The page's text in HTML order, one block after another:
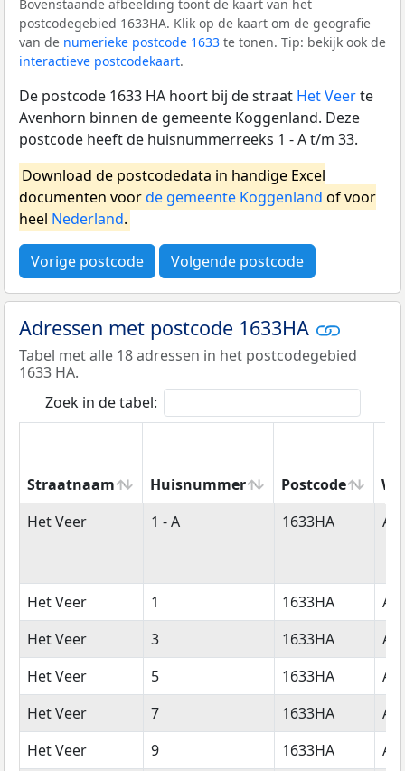
Bovenstaande afbeelding toont de kaart van het
postcodegebied 1633HA. Klik op de kaart om de geografie
van de numerieke postcode 1633 te tonen. Tip: bekijk ook de
interactieve postcodekaart.
De postcode 1633 HA hoort bij de straat Het Veerte
Avenhorn binnen de gemeente Koggenland. Deze
postcode heeft de huisnummerreeks 1 - A t/m 33.
Download de postcodedata in handige Excel
documenten voorde gemeente Koggenland of voor
heel Nederland.
Vorige postcode Volgende postcode
Adressen met postcode 1633HA
Tabel met alle 18 adressen in het postcodegebied
1633 HA.
Zoek in de tabel:
Straatnaam Huisnummer Postcode
Straatnaam
Huisnummer Postcode
Het Veer 1 - A 1633HA
Het Veer 1 1633HA
Het Veer
3 1633HA
Het Veer
5 1633HA
Het Veer
7 1633HA
Het Veer
9 1633HA